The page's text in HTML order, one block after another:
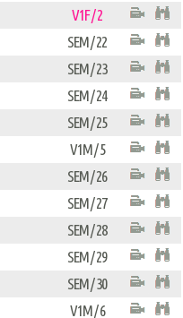
V1F / 2
SEM / 22
SEM / 23
SEM / 24
SEM / 25
V1M / 5
SEM / 26
SEM / 27
SEM / 28
SEM / 29
SEM / 30
V1M / 6